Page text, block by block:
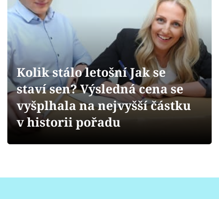
Design
Sledujte prima+
Přihlášení
Sledujte nás
Kolik stálo letošní Jak se
staví sen? Výsledná cena se
vyšplhala na nejvyšší částku
v historii pořadu